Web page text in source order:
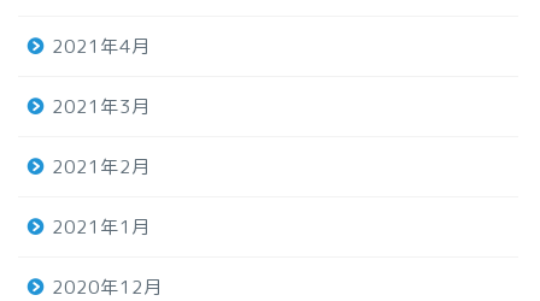
2021年4月
2021年3月
2021年2月
2021年1月
2020年12月